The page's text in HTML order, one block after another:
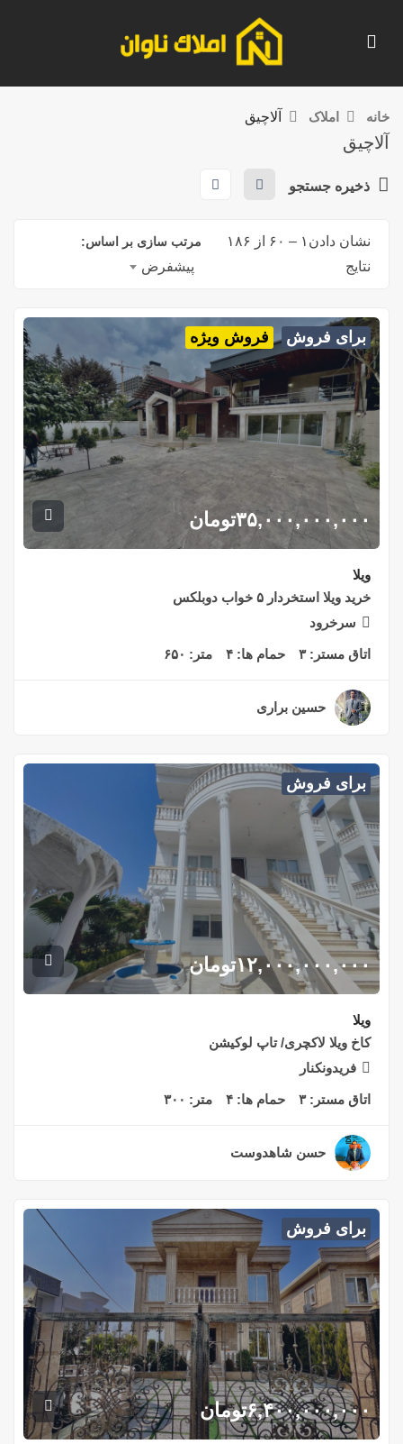
خانه املاک آلاچیق
آلاچیق
ذخیره جستجو
نشان دادن ۱ – ۶۰
از ۱۸۶
نتایج
مرتب سازی بر اساس:
پیشفرض
برای فروش فروش ویژه
۳۵,۰۰۰,۰۰۰,۰۰۰تومان
ویلا
خرید ویلا استخردار ۵ خواب دوبلکس
سرخرود
اتاق مستر:۳ حمام ها: ۴ متر: ۶۵۰
حسین براری
برای فروش
۱۲,۰۰۰,۰۰۰,۰۰۰تومان
ویلا
کاخ ویلا لاکچری/ تاپ لوکیشن
فریدونکنار
اتاق مستر:۳ حمام ها: ۴ متر: ۳۰۰
حسن شاهدوست
برای فروش
۶,۴۰۰,۰۰۰,۰۰۰تومان